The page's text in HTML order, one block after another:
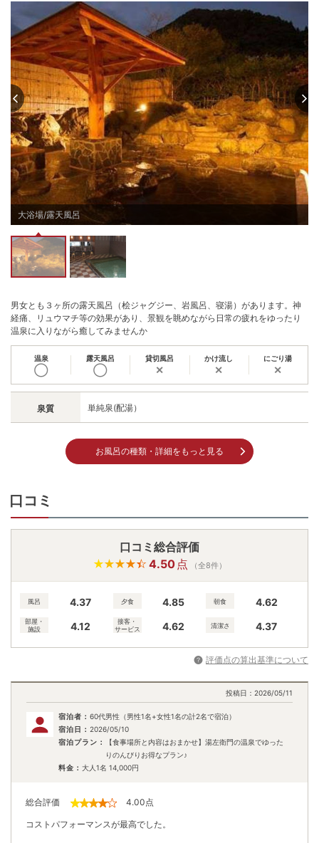
大浴場/露天風呂
男女とも３ヶ所の露天風呂（桧ジャグジー、岩風呂、寝湯）があります。神
経痛、リュウマチ等の効果があり、景観を眺めながら日常の疲れをゆったり
温泉に入りながら癒してみませんか
温泉
◯
露天風呂
◯
貸切風呂
✕
かけ流し
✕
にごり湯
✕
泉質 単純泉(配湯）
お風呂の種類・詳細をもっと見る
口コミ
口コミ総合評価
4.50 点 （全8件）
風呂 4.37 夕食 4.85 朝食 4.62
部屋・
施設
4.12
接客・
サービス
4.62 清潔さ 4.37
評価点の算出基準について
投稿日： 2026/05/11
宿泊者： 60代男性（男性1名+女性1名の計2名で宿泊）
宿泊日： 2026/05/10
宿泊プラン：
【食事場所と内容はおまかせ】湯左衛門の温泉でゆった
りのんびりお得なプラン♪
料金： 大人1名 14,000円
総合評価 4.00点
コストパフォーマンスが最高でした。